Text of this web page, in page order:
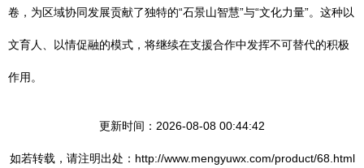
卷，为区域协同发展贡献了独特的“石景山智慧”与“文化力量”。这种以
文育人、以情促融的模式，将继续在支援合作中发挥不可替代的积极
作用。
更新时间：2026-08-08 00:44:42
如若转载，请注明出处：http://www.mengyuwx.com/product/68.html